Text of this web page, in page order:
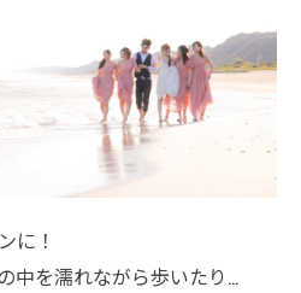
に！
中を濡れながら歩いたり…